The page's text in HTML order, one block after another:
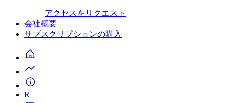
アクセスをリクエスト
会社概要
サブスクリプションの購入
R